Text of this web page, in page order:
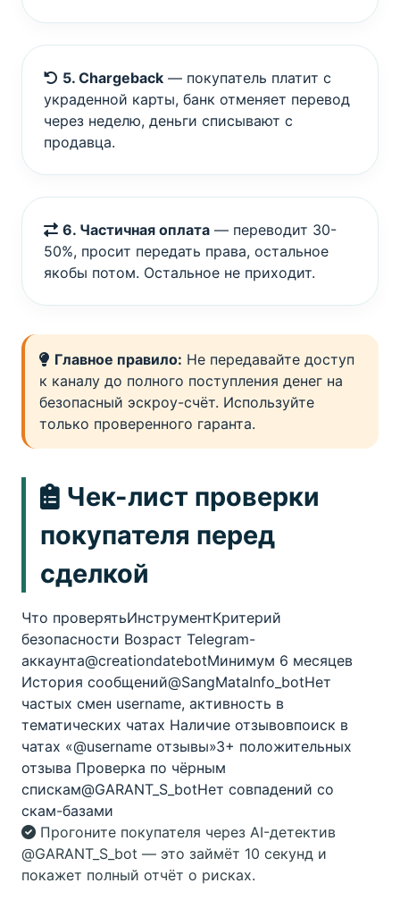
5. Chargeback — покупатель платит с
украденной карты, банк отменяет перевод
через неделю, деньги списывают с
продавца.
6. Частичная оплата — переводит 30-
50%, просит передать права, остальное
якобы потом. Остальное не приходит.
Главное правило: Не передавайте доступ
к каналу до полного поступления денег на
безопасный эскроу-счёт. Используйте
только проверенного гаранта.
Чек-лист проверки
покупателя перед
сделкой
Что проверятьИнструментКритерий
безопасности Возраст Telegram-
аккаунта@creationdatebotМинимум 6 месяцев
История сообщений@SangMataInfo_botНет
частых смен username, активность в
тематических чатах Наличие отзывовпоиск в
чатах «@username отзывы»3+ положительных
отзыва Проверка по чёрным
спискам@GARANT_S_botНет совпадений со
скам-базами
Прогоните покупателя через AI-детектив
@GARANT_S_bot — это займёт 10 секунд и
покажет полный отчёт о рисках.